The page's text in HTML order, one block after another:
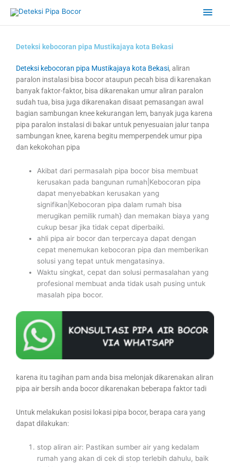
content
Main
Deteksi kebocoran pipa Mustikajaya kota Bekasi
Deteksi kebocoran pipa Mustikajaya kota Bekasi, aliran
paralon instalasi bisa bocor ataupun pecah bisa di karenakan
banyak faktor-faktor, bisa dikarenakan umur aliran paralon
sudah tua, bisa juga dikarenakan disaat pemasangan awal
bagian sambungan knee kekurangan lem, banyak juga karena
pipa paralon instalasi di bakar untuk penyesuaian jalur tanpa
sambungan knee, karena begitu memperpendek umur pipa
dan kekokohan pipa
Akibat dari permasalah pipa bocor bisa membuat
kerusakan pada bangunan rumah|Kebocoran pipa
dapat menyebabkan kerusakan yang
signifikan|Kebocoran pipa dalam rumah bisa
merugikan pemilik rumah} dan memakan biaya yang
cukup besar jika tidak cepat diperbaiki.
ahli pipa air bocor dan terpercaya dapat dengan
cepat menemukan kebocoran pipa dan memberikan
solusi yang tepat untuk mengatasinya.
Waktu singkat, cepat dan solusi permasalahan yang
profesional membuat anda tidak usah pusing untuk
masalah pipa bocor.
karena itu tagihan pam anda bisa melonjak dikarenakan aliran
pipa air bersih anda bocor dikarenakan beberapa faktor tadi
Untuk melakukan posisi lokasi pipa bocor, berapa cara yang
dapat dilakukan:
stop aliran air: Pastikan sumber air yang kedalam
rumah yang akan di cek di stop terlebih dahulu, baik